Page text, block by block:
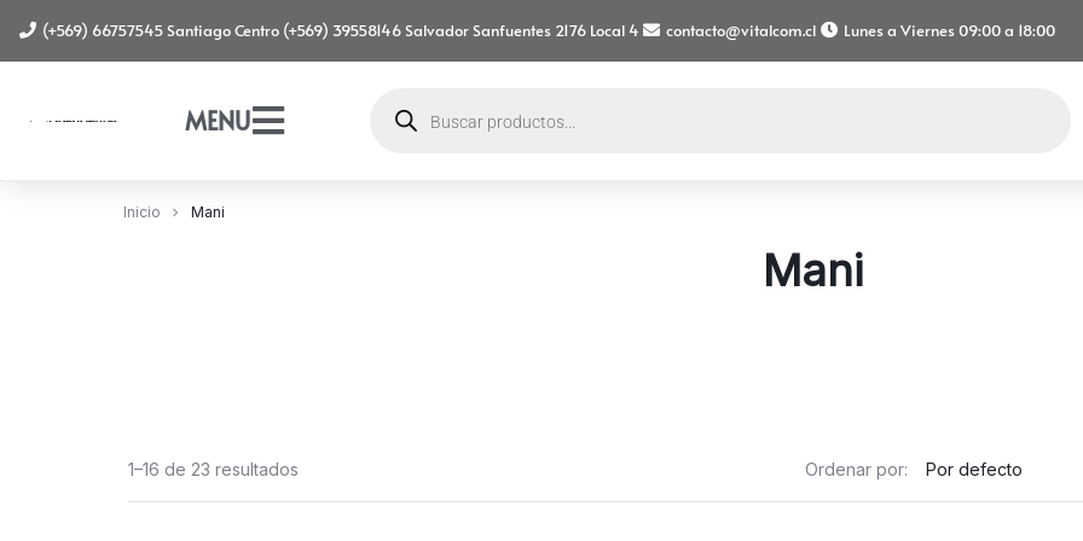
(+569) 66757545 Santiago Centro (+569) 39558146 Salvador Sanfuentes 2176 Local 4 contacto@vitalcom.cl Lunes a Viernes 09:00 a 18:00
MENU
Inicio Mani
Mani
1–16 de 23 resultados Ordenar por: